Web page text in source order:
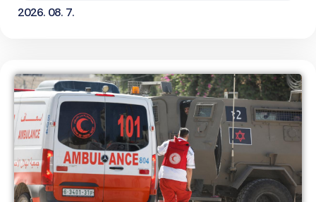
2026. 08. 7.